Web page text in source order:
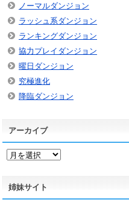
ノーマルダンジョン
ラッシュ系ダンジョン
ランキングダンジョン
協力プレイダンジョン
曜日ダンジョン
究極進化
降臨ダンジョン
アーカイブ
ア
カ
イ
ブ
姉妹サイト